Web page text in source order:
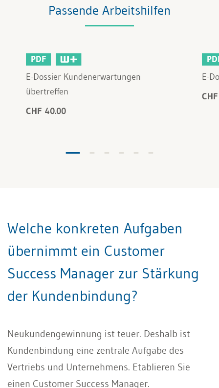
Passende Arbeitshilfen
PDF
E-Dossier Kundenerwartungen
übertreffen
CHF 40.00
E-
Welche konkreten Aufgaben
übernimmt ein Customer
Success Manager zur Stärkung
der Kundenbindung?
Neukundengewinnung ist teuer. Deshalb ist
Kundenbindung eine zentrale Aufgabe des
Vertriebs und Unternehmens. Etablieren Sie
einen Customer Success Manager.